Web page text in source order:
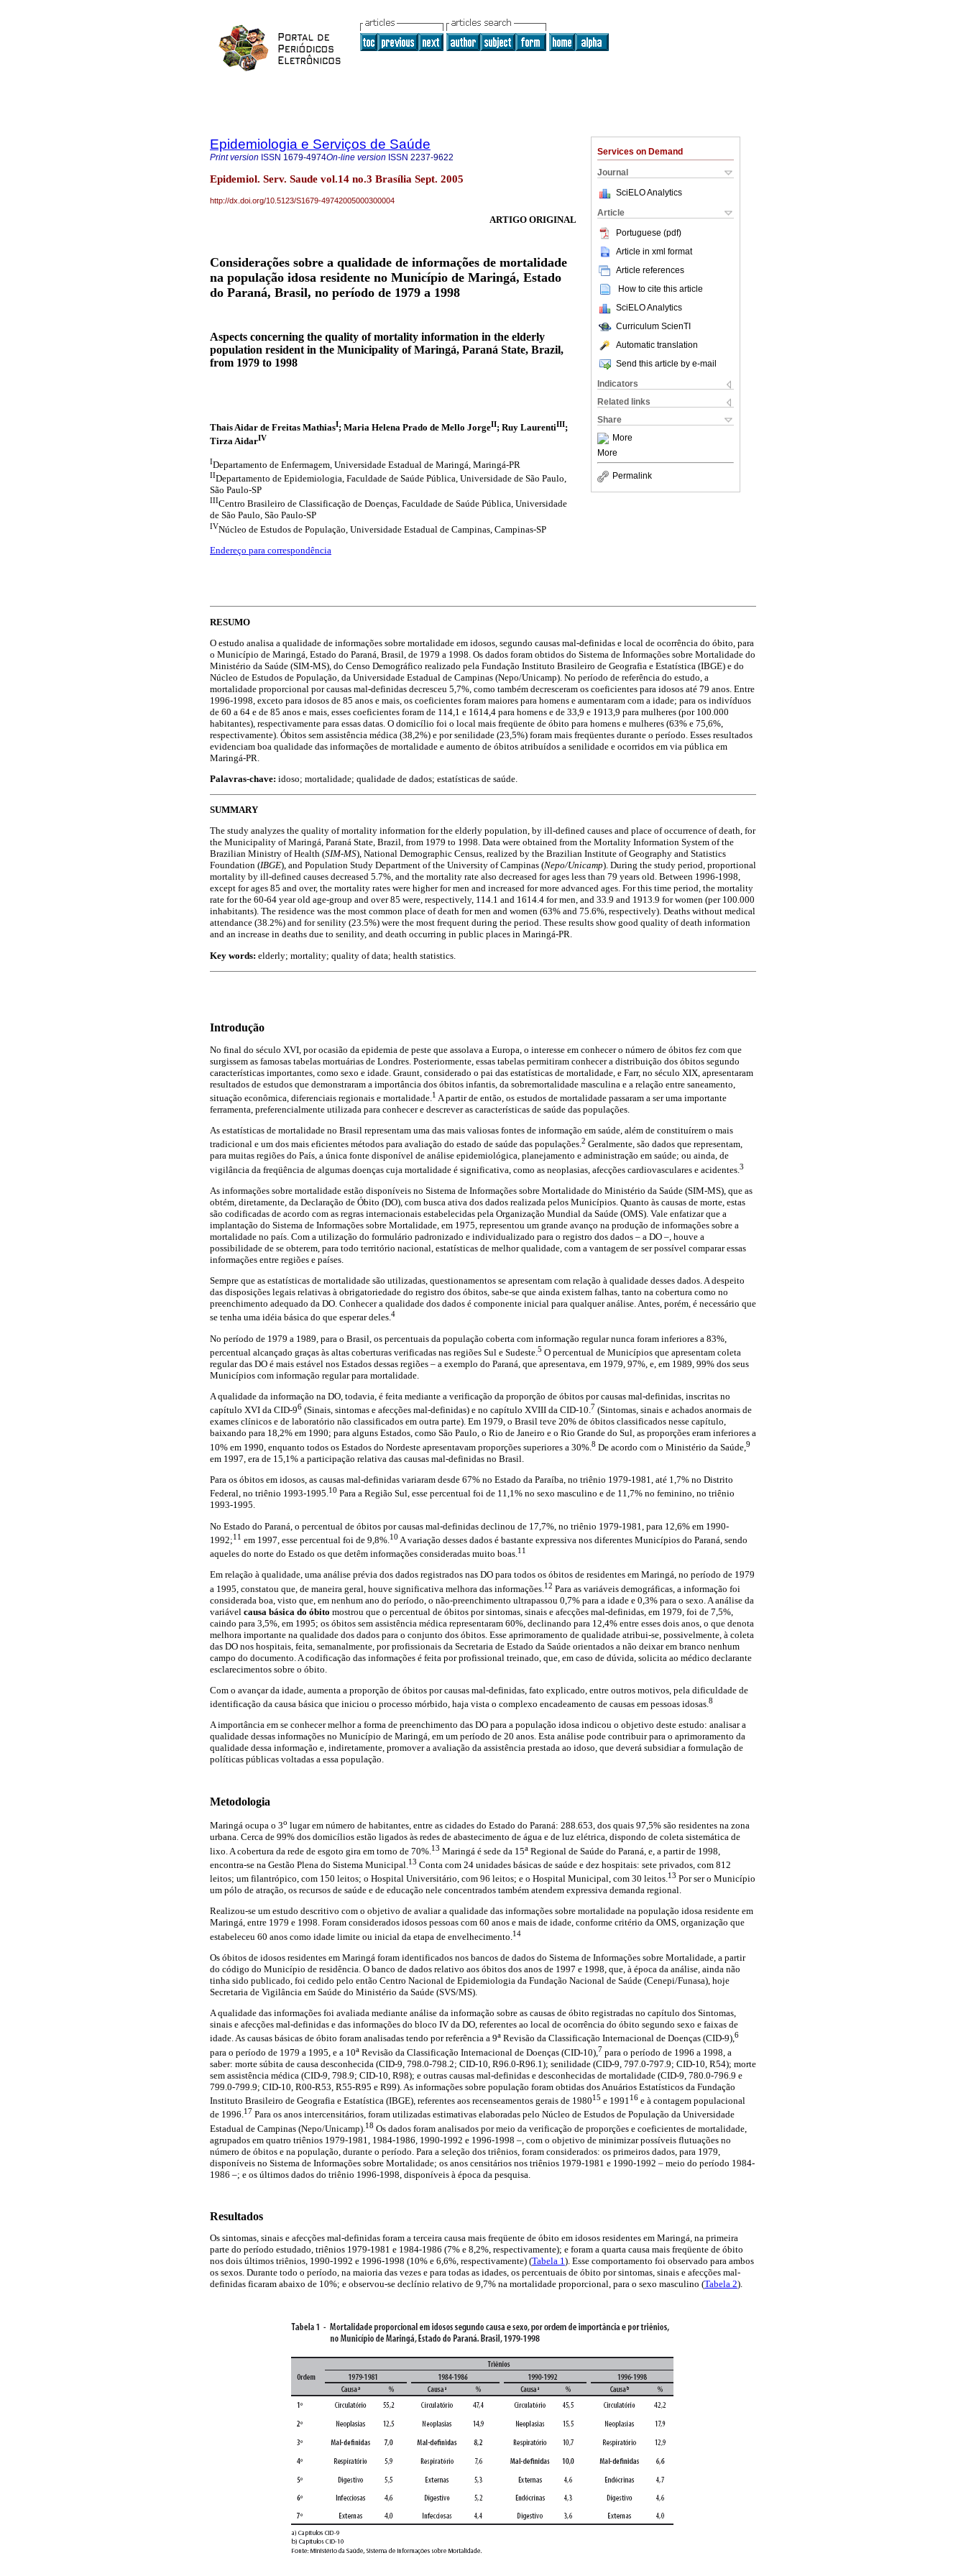
Services on Demand
Journal
SciELO Analytics
Article
Portuguese (pdf)
Article in xml format
Article references
How to cite this article
SciELO Analytics
Curriculum ScienTI
Automatic translation
Send this article by e-mail
Indicators
Related links
Share
More
More
Permalink
Epidemiologia e Serviços de Saúde
Print version ISSN 1679-4974On-line version ISSN 2237-9622
Epidemiol. Serv. Saude vol.14 no.3 Brasília Sept. 2005
http://dx.doi.org/10.5123/S1679-49742005000300004
ARTIGO ORIGINAL
Considerações sobre a qualidade de informações de mortalidade
na população idosa residente no Município de Maringá, Estado
do Paraná, Brasil, no período de 1979 a 1998
Aspects concerning the quality of mortality information in the elderly
population resident in the Municipality of Maringá, Paraná State, Brazil,
from 1979 to 1998
Thais Aidar de Freitas MathiasI; Maria Helena Prado de Mello JorgeII; Ruy LaurentiIII;
Tirza AidarIV
IDepartamento de Enfermagem, Universidade Estadual de Maringá, Maringá-PR
IIDepartamento de Epidemiologia, Faculdade de Saúde Pública, Universidade de São Paulo,
São Paulo-SP
IIICentro Brasileiro de Classificação de Doenças, Faculdade de Saúde Pública, Universidade
de São Paulo, São Paulo-SP
IVNúcleo de Estudos de População, Universidade Estadual de Campinas, Campinas-SP
Endereço para correspondência
RESUMO
O estudo analisa a qualidade de informações sobre mortalidade em idosos, segundo causas mal-definidas e local de ocorrência do óbito, para
o Município de Maringá, Estado do Paraná, Brasil, de 1979 a 1998. Os dados foram obtidos do Sistema de Informações sobre Mortalidade do
Ministério da Saúde (SIM-MS), do Censo Demográfico realizado pela Fundação Instituto Brasileiro de Geografia e Estatística (IBGE) e do
Núcleo de Estudos de População, da Universidade Estadual de Campinas (Nepo/Unicamp). No período de referência do estudo, a
mortalidade proporcional por causas mal-definidas decresceu 5,7%, como também decresceram os coeficientes para idosos até 79 anos. Entre
1996-1998, exceto para idosos de 85 anos e mais, os coeficientes foram maiores para homens e aumentaram com a idade; para os indivíduos
de 60 a 64 e de 85 anos e mais, esses coeficientes foram de 114,1 e 1614,4 para homens e de 33,9 e 1913,9 para mulheres (por 100.000
habitantes), respectivamente para essas datas. O domicílio foi o local mais freqüente de óbito para homens e mulheres (63% e 75,6%,
respectivamente). Óbitos sem assistência médica (38,2%) e por senilidade (23,5%) foram mais freqüentes durante o período. Esses resultados
evidenciam boa qualidade das informações de mortalidade e aumento de óbitos atribuídos a senilidade e ocorridos em via pública em
Maringá-PR.
Palavras-chave: idoso; mortalidade; qualidade de dados; estatísticas de saúde.
SUMMARY
The study analyzes the quality of mortality information for the elderly population, by ill-defined causes and place of occurrence of death, for
the Municipality of Maringá, Paraná State, Brazil, from 1979 to 1998. Data were obtained from the Mortality Information System of the
Brazilian Ministry of Health (SIM-MS), National Demographic Census, realized by the Brazilian Institute of Geography and Statistics
Foundation (IBGE), and Population Study Department of the University of Campinas (Nepo/Unicamp). During the study period, proportional
mortality by ill-defined causes decreased 5.7%, and the mortality rate also decreased for ages less than 79 years old. Between 1996-1998,
except for ages 85 and over, the mortality rates were higher for men and increased for more advanced ages. For this time period, the mortality
rate for the 60-64 year old age-group and over 85 were, respectively, 114.1 and 1614.4 for men, and 33.9 and 1913.9 for women (per 100.000
inhabitants). The residence was the most common place of death for men and women (63% and 75.6%, respectively). Deaths without medical
attendance (38.2%) and for senility (23.5%) were the most frequent during the period. These results show good quality of death information
and an increase in deaths due to senility, and death occurring in public places in Maringá-PR.
Key words: elderly; mortality; quality of data; health statistics.
Introdução
No final do século XVI, por ocasião da epidemia de peste que assolava a Europa, o interesse em conhecer o número de óbitos fez com que
surgissem as famosas tabelas mortuárias de Londres. Posteriormente, essas tabelas permitiram conhecer a distribuição dos óbitos segundo
características importantes, como sexo e idade. Graunt, considerado o pai das estatísticas de mortalidade, e Farr, no século XIX, apresentaram
resultados de estudos que demonstraram a importância dos óbitos infantis, da sobremortalidade masculina e a relação entre saneamento,
situação econômica, diferenciais regionais e mortalidade. 1 A partir de então, os estudos de mortalidade passaram a ser uma importante
ferramenta, preferencialmente utilizada para conhecer e descrever as características de saúde das populações.
As estatísticas de mortalidade no Brasil representam uma das mais valiosas fontes de informação em saúde, além de constituírem o mais
tradicional e um dos mais eficientes métodos para avaliação do estado de saúde das populações.2 Geralmente, são dados que representam,
para muitas regiões do País, a única fonte disponível de análise epidemiológica, planejamento e administração em saúde; ou ainda, de
vigilância da freqüência de algumas doenças cuja mortalidade é significativa, como as neoplasias, afecções cardiovasculares e acidentes. 3
As informações sobre mortalidade estão disponíveis no Sistema de Informações sobre Mortalidade do Ministério da Saúde (SIM-MS), que as
obtém, diretamente, da Declaração de Óbito (DO), com busca ativa dos dados realizada pelos Municípios. Quanto às causas de morte, estas
são codificadas de acordo com as regras internacionais estabelecidas pela Organização Mundial da Saúde (OMS). Vale enfatizar que a
implantação do Sistema de Informações sobre Mortalidade, em 1975, representou um grande avanço na produção de informações sobre a
mortalidade no país. Com a utilização do formulário padronizado e individualizado para o registro dos dados – a DO –, houve a
possibilidade de se obterem, para todo território nacional, estatísticas de melhor qualidade, com a vantagem de ser possível comparar essas
informações entre regiões e países.
Sempre que as estatísticas de mortalidade são utilizadas, questionamentos se apresentam com relação à qualidade desses dados. A despeito
das disposições legais relativas à obrigatoriedade do registro dos óbitos, sabe-se que ainda existem falhas, tanto na cobertura como no
preenchimento adequado da DO. Conhecer a qualidade dos dados é componente inicial para qualquer análise. Antes, porém, é necessário que
se tenha uma idéia básica do que esperar deles.4
No período de 1979 a 1989, para o Brasil, os percentuais da população coberta com informação regular nunca foram inferiores a 83%,
percentual alcançado graças às altas coberturas verificadas nas regiões Sul e Sudeste. 5 O percentual de Municípios que apresentam coleta
regular das DO é mais estável nos Estados dessas regiões – a exemplo do Paraná, que apresentava, em 1979, 97%, e, em 1989, 99% dos seus
Municípios com informação regular para mortalidade.
A qualidade da informação na DO, todavia, é feita mediante a verificação da proporção de óbitos por causas mal-definidas, inscritas no
capítulo XVI da CID-96 (Sinais, sintomas e afecções mal-definidas) e no capítulo XVIII da CID-10.7 (Sintomas, sinais e achados anormais de
exames clínicos e de laboratório não classificados em outra parte). Em 1979, o Brasil teve 20% de óbitos classificados nesse capítulo,
baixando para 18,2% em 1990; para alguns Estados, como São Paulo, o Rio de Janeiro e o Rio Grande do Sul, as proporções eram inferiores a
10% em 1990, enquanto todos os Estados do Nordeste apresentavam proporções superiores a 30%. 8 De acordo com o Ministério da Saúde, 9
em 1997, era de 15,1% a participação relativa das causas mal-definidas no Brasil.
Para os óbitos em idosos, as causas mal-definidas variaram desde 67% no Estado da Paraíba, no triênio 1979-1981, até 1,7% no Distrito
Federal, no triênio 1993-1995.10 Para a Região Sul, esse percentual foi de 11,1% no sexo masculino e de 11,7% no feminino, no triênio
1993-1995.
No Estado do Paraná, o percentual de óbitos por causas mal-definidas declinou de 17,7%, no triênio 1979-1981, para 12,6% em 1990-
1992;11 em 1997, esse percentual foi de 9,8%. 10 A variação desses dados é bastante expressiva nos diferentes Municípios do Paraná, sendo
aqueles do norte do Estado os que detêm informações consideradas muito boas.11
Em relação à qualidade, uma análise prévia dos dados registrados nas DO para todos os óbitos de residentes em Maringá, no período de 1979
a 1995, constatou que, de maneira geral, houve significativa melhora das informações. 12 Para as variáveis demográficas, a informação foi
considerada boa, visto que, em nenhum ano do período, o não-preenchimento ultrapassou 0,7% para a idade e 0,3% para o sexo. A análise da
variável causa básica do óbito mostrou que o percentual de óbitos por sintomas, sinais e afecções mal-definidas, em 1979, foi de 7,5%,
caindo para 3,5%, em 1995; os óbitos sem assistência médica representaram 60%, declinando para 12,4% entre esses dois anos, o que denota
melhora importante na qualidade dos dados para o conjunto dos óbitos. Esse aprimoramento de qualidade atribui-se, possivelmente, à coleta
das DO nos hospitais, feita, semanalmente, por profissionais da Secretaria de Estado da Saúde orientados a não deixar em branco nenhum
campo do documento. A codificação das informações é feita por profissional treinado, que, em caso de dúvida, solicita ao médico declarante
esclarecimentos sobre o óbito.
Com o avançar da idade, aumenta a proporção de óbitos por causas mal-definidas, fato explicado, entre outros motivos, pela dificuldade de
identificação da causa básica que iniciou o processo mórbido, haja vista o complexo encadeamento de causas em pessoas idosas.8
A importância em se conhecer melhor a forma de preenchimento das DO para a população idosa indicou o objetivo deste estudo: analisar a
qualidade dessas informações no Município de Maringá, em um período de 20 anos. Esta análise pode contribuir para o aprimoramento da
qualidade dessa informação e, indiretamente, promover a avaliação da assistência prestada ao idoso, que deverá subsidiar a formulação de
políticas públicas voltadas a essa população.
Metodologia
Maringá ocupa o 3o lugar em número de habitantes, entre as cidades do Estado do Paraná: 288.653, dos quais 97,5% são residentes na zona
urbana. Cerca de 99% dos domicílios estão ligados às redes de abastecimento de água e de luz elétrica, dispondo de coleta sistemática de
lixo. A cobertura da rede de esgoto gira em torno de 70%. 13 Maringá é sede da 15a Regional de Saúde do Paraná, e, a partir de 1998,
encontra-se na Gestão Plena do Sistema Municipal. 13 Conta com 24 unidades básicas de saúde e dez hospitais: sete privados, com 812
leitos; um filantrópico, com 150 leitos; o Hospital Universitário, com 96 leitos; e o Hospital Municipal, com 30 leitos.13 Por ser o Município
um pólo de atração, os recursos de saúde e de educação nele concentrados também atendem expressiva demanda regional.
Realizou-se um estudo descritivo com o objetivo de avaliar a qualidade das informações sobre mortalidade na população idosa residente em
Maringá, entre 1979 e 1998. Foram considerados idosos pessoas com 60 anos e mais de idade, conforme critério da OMS, organização que
estabeleceu 60 anos como idade limite ou inicial da etapa de envelhecimento. 14
Os óbitos de idosos residentes em Maringá foram identificados nos bancos de dados do Sistema de Informações sobre Mortalidade, a partir
do código do Município de residência. O banco de dados relativo aos óbitos dos anos de 1997 e 1998, que, à época da análise, ainda não
tinha sido publicado, foi cedido pelo então Centro Nacional de Epidemiologia da Fundação Nacional de Saúde (Cenepi/Funasa), hoje
Secretaria de Vigilância em Saúde do Ministério da Saúde (SVS/MS).
A qualidade das informações foi avaliada mediante análise da informação sobre as causas de óbito registradas no capítulo dos Sintomas,
sinais e afecções mal-definidas e das informações do bloco IV da DO, referentes ao local de ocorrência do óbito segundo sexo e faixas de
idade. As causas básicas de óbito foram analisadas tendo por referência a 9a Revisão da Classificação Internacional de Doenças (CID-9),6
para o período de 1979 a 1995, e a 10a Revisão da Classificação Internacional de Doenças (CID-10), 7 para o período de 1996 a 1998, a
saber: morte súbita de causa desconhecida (CID-9, 798.0-798.2; CID-10, R96.0-R96.1); senilidade (CID-9, 797.0-797.9; CID-10, R54); morte
sem assistência médica (CID-9, 798.9; CID-10, R98); e outras causas mal-definidas e desconhecidas de mortalidade (CID-9, 780.0-796.9 e
799.0-799.9; CID-10, R00-R53, R55-R95 e R99). As informações sobre população foram obtidas dos Anuários Estatísticos da Fundação
Instituto Brasileiro de Geografia e Estatística (IBGE), referentes aos recenseamentos gerais de 198015 e 199116 e à contagem populacional
de 1996.17 Para os anos intercensitários, foram utilizadas estimativas elaboradas pelo Núcleo de Estudos de População da Universidade
Estadual de Campinas (Nepo/Unicamp). 18 Os dados foram analisados por meio da verificação de proporções e coeficientes de mortalidade,
agrupados em quatro triênios 1979-1981, 1984-1986, 1990-1992 e 1996-1998 –, com o objetivo de minimizar possíveis flutuações no
número de óbitos e na população, durante o período. Para a seleção dos triênios, foram considerados: os primeiros dados, para 1979,
disponíveis no Sistema de Informações sobre Mortalidade; os anos censitários nos triênios 1979-1981 e 1990-1992 – meio do período 1984-
1986 –; e os últimos dados do triênio 1996-1998, disponíveis à época da pesquisa.
Resultados
Os sintomas, sinais e afecções mal-definidas foram a terceira causa mais freqüente de óbito em idosos residentes em Maringá, na primeira
parte do período estudado, triênios 1979-1981 e 1984-1986 (7% e 8,2%, respectivamente); e foram a quarta causa mais freqüente de óbito
nos dois últimos triênios, 1990-1992 e 1996-1998 (10% e 6,6%, respectivamente) (Tabela 1). Esse comportamento foi observado para ambos
os sexos. Durante todo o período, na maioria das vezes e para todas as idades, os percentuais de óbito por sintomas, sinais e afecções mal-
definidas ficaram abaixo de 10%; e observou-se declínio relativo de 9,7% na mortalidade proporcional, para o sexo masculino (Tabela 2).